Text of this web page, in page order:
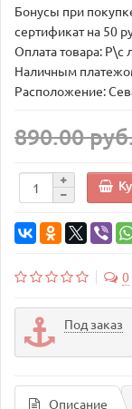
Бонусы при
сертификат на 50
Оплата товара:
Наличным
Расположение:
890.00
0
Под заказ
Описание